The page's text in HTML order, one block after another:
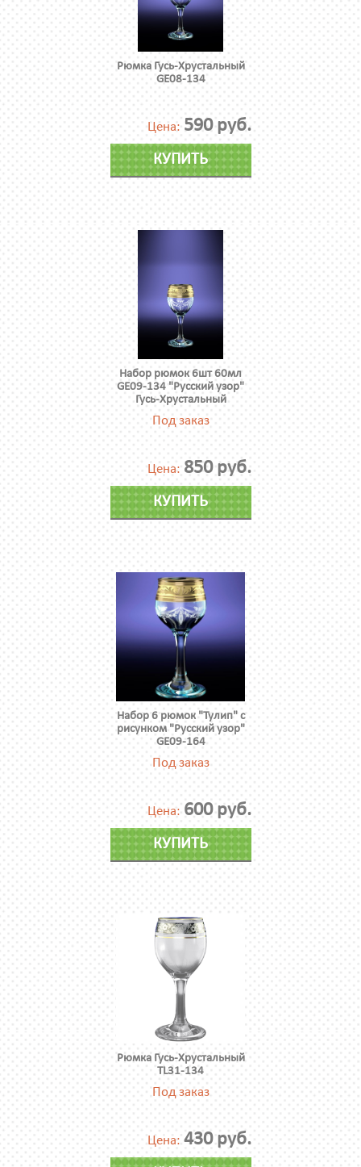
Рюмка Гусь-Хрустальный
GE08-134
Цена: 590 руб.
КУПИТЬ
Набор рюмок 6шт 60мл
GE09-134 "Русский узор"
Гусь-Хрустальный
Под заказ
Цена: 850 руб.
КУПИТЬ
Набор 6 рюмок "Тулип" с
рисунком "Русский узор"
GE09-164
Под заказ
Цена: 600 руб.
КУПИТЬ
Рюмка Гусь-Хрустальный
TL31-134
Под заказ
Цена: 430 руб.